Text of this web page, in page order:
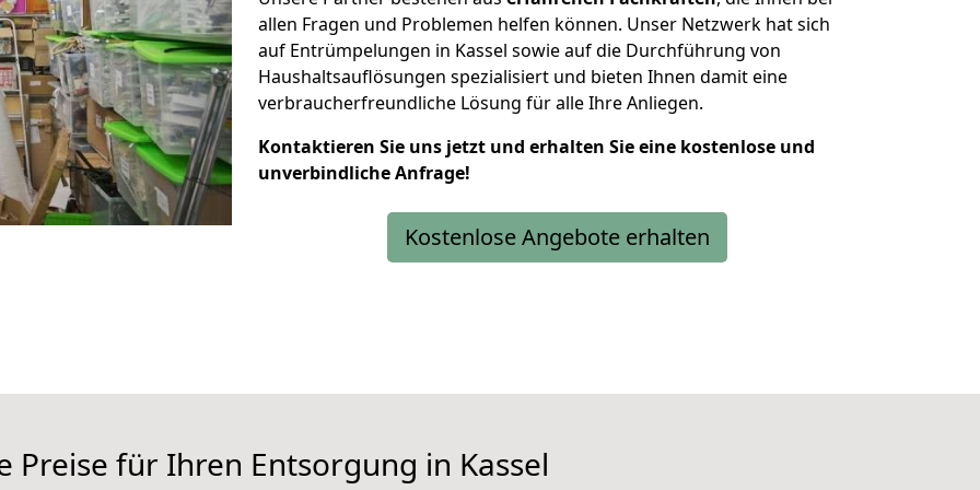
allen Fragen und Problemen helfen können. Unser Netzwerk hat sich
auf Entrümpelungen in Kassel sowie auf die Durchführung von
Haushaltsauflösungen spezialisiert und bieten Ihnen damit eine
verbraucherfreundliche Lösung für alle Ihre Anliegen.
Kontaktieren Sie uns jetzt und erhalten Sie eine kostenlose und
unverbindliche Anfrage!
Kostenlose Angebote erhalten
Preise für Ihren Entsorgung in Kassel